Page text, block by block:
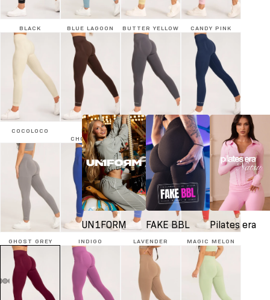
UN1FORM FAKE BBL Pilates era
BLACK BLUE LAGOON BUTTER YELLOW CANDY PINK
COCOLOCO
DARK
CHOCOLATE
SILVER DENIM
GHOST GREY INDIGO LAVENDER MAGIC MELON